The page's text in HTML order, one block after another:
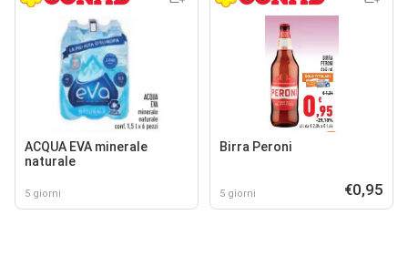
ACQUA EVA minerale
naturale
5 giorni
Birra Peroni
5 giorni €0,95